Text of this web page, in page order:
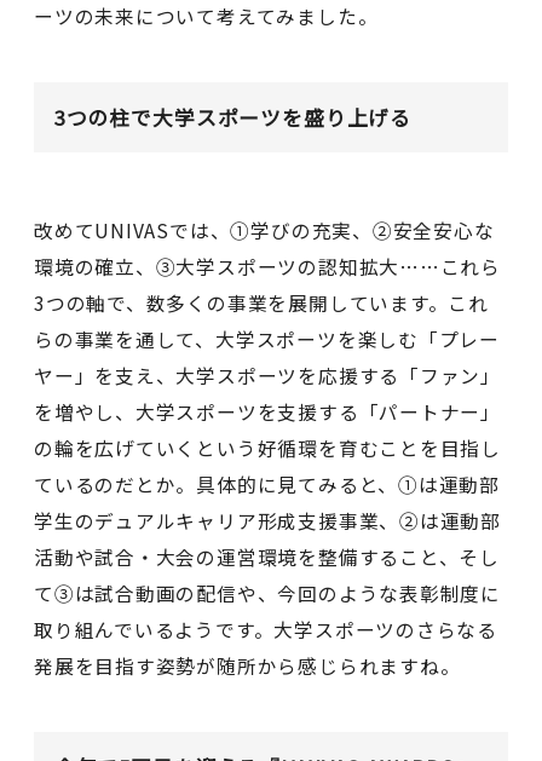
ーツの未来について考えてみました。
3つの柱で大学スポーツを盛り上げる
改めてUNIVASでは、①学びの充実、②安全安心な
環境の確立、③大学スポーツの認知拡大……これら
3つの軸で、数多くの事業を展開しています。これ
らの事業を通して、⼤学スポーツを楽しむ「プレー
ヤー」を⽀え、⼤学スポーツを応援する「ファン」
を増やし、⼤学スポーツを⽀援する「パートナー」
の輪を広げていくという好循環を育むことを目指し
ているのだとか。具体的に見てみると、①は運動部
学⽣のデュアルキャリア形成⽀援事業、②は運動部
活動や試合・大会の運営環境を整備すること、そし
て③は試合動画の配信や、今回のような表彰制度に
取り組んでいるようです。大学スポーツのさらなる
発展を目指す姿勢が随所から感じられますね。